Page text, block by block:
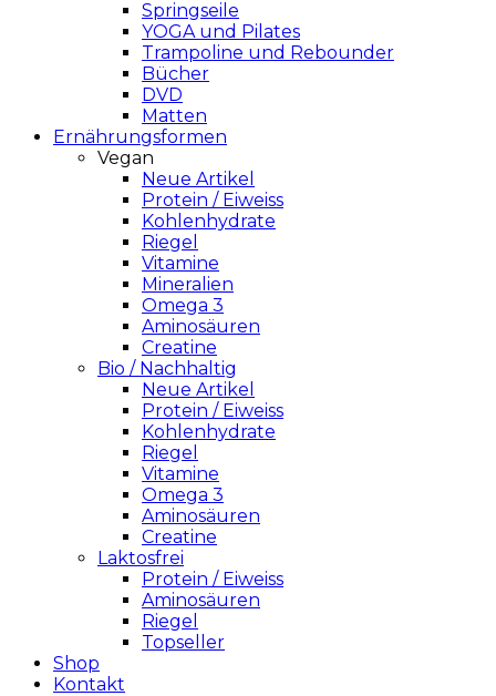
Springseile
YOGA und Pilates
Trampoline und Rebounder
Bücher
DVD
Matten
Ernährungsformen
Vegan
Neue Artikel
Protein / Eiweiss
Kohlenhydrate
Riegel
Vitamine
Mineralien
Omega 3
Aminosäuren
Creatine
Bio / Nachhaltig
Neue Artikel
Protein / Eiweiss
Kohlenhydrate
Riegel
Vitamine
Omega 3
Aminosäuren
Creatine
Laktosfrei
Protein / Eiweiss
Aminosäuren
Riegel
Topseller
Shop
Kontakt